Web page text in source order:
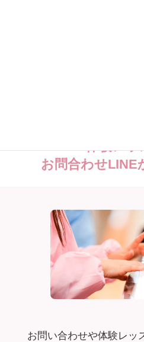
お問合わせLINE
お問い合わせや体験レッ